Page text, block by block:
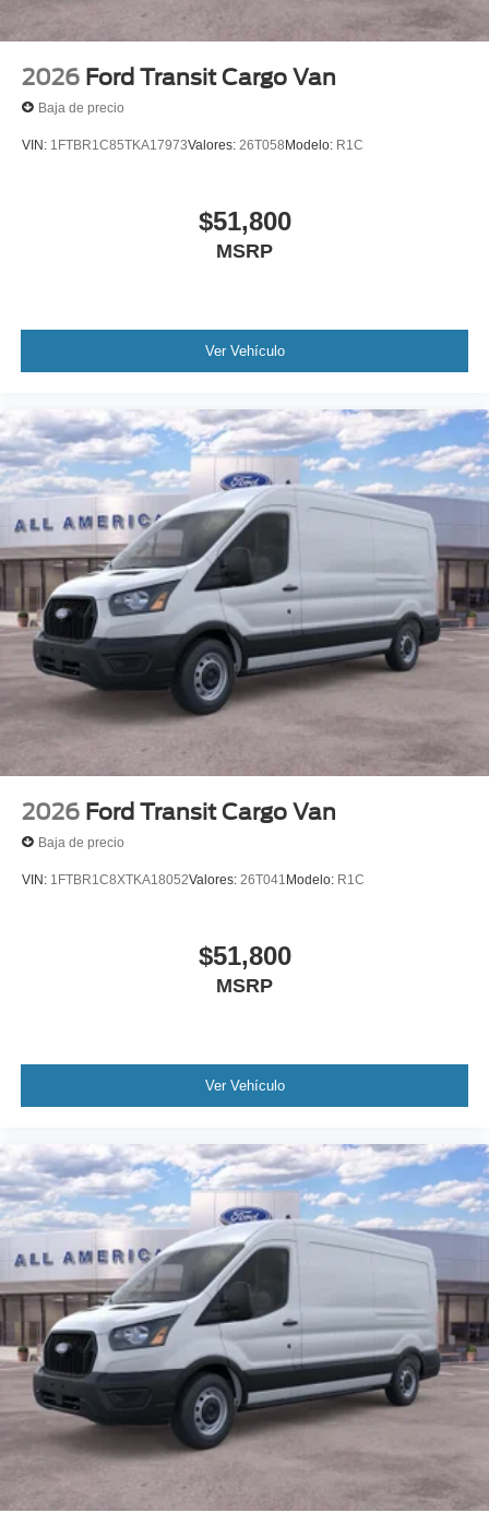
2026 Ford Transit Cargo Van
Baja de precio
VIN: 1FTBR1C85TKA17973Valores: 26T058 Modelo: R1C
$51,800
MSRP
Ver Vehículo
2026 Ford Transit Cargo Van
Baja de precio
VIN: 1FTBR1C8XTKA18052Valores: 26T041 Modelo: R1C
$51,800
MSRP
Ver Vehículo